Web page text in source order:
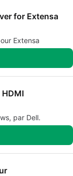
for Extensa
Extensa
par Dell.